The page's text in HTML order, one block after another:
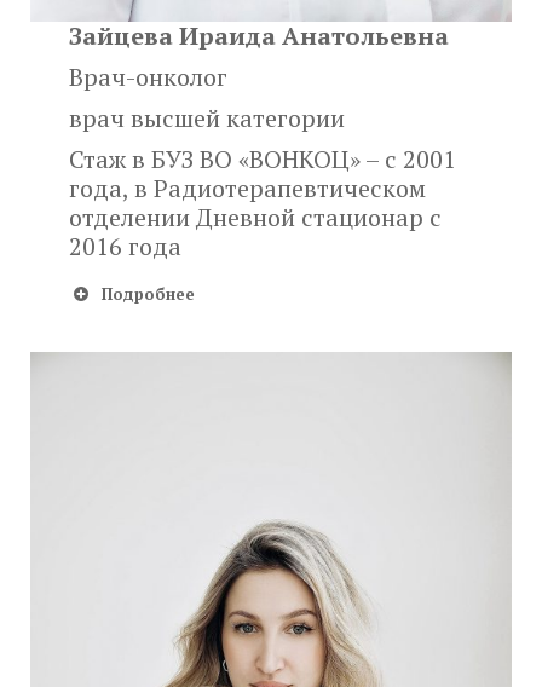
Зайцева Ираида Анатольевна
Врач-онколог
врач высшей категории
Стаж в БУЗ ВО «ВОНКОЦ» – с 2001
года, в Радиотерапевтическом
отделении Дневной стационар с
2016 года
Подробнее